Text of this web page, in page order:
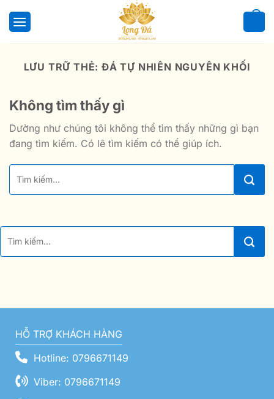
qua
LƯU TRỮ THẺ: ĐÁ TỰ NHIÊN NGUYÊN KHỐI
Không tìm thấy gì
Dường như chúng tôi không thể tìm thấy những gì bạn
đang tìm kiếm. Có lẽ tìm kiếm có thể giúp ích.
HỖ TRỢ KHÁCH HÀNG
Hotline: 0796671149
Viber: 0796671149